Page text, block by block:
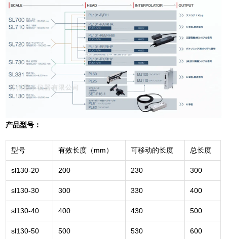
产品型号：
型号 有效长度（mm） 可移动的长度 总长度
sl130-20 200 230 300
sl130-30 300 330 400
sl130-40 400 430 500
sl130-50 500 530 600